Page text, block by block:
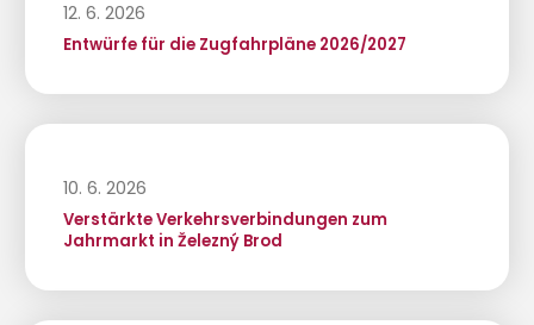
12. 6. 2026
Entwürfe für die Zugfahrpläne 2026/2027
10. 6. 2026
Verstärkte Verkehrsverbindungen zum
Jahrmarkt in Železný Brod